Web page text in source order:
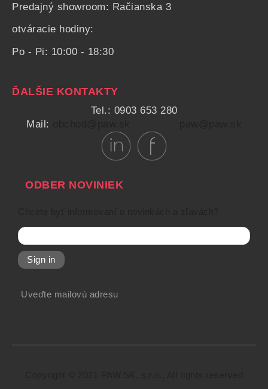
Predajný showroom: Račianska 3
otváracie hodiny:
Po - Pi: 10:00 - 18:30
ĎALŠIE KONTAKTY
Tel.: 0903 653 280
Mail:
ODBER NOVINIEK
Sign in
Uveďte mailovú adresu